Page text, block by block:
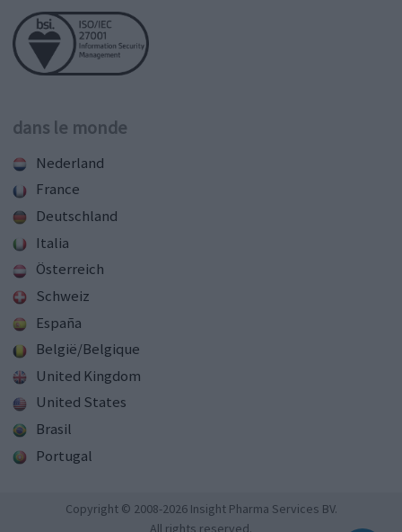
dans le monde
Nederland
France
Deutschland
Italia
Österreich
Schweiz
España
België/Belgique
United Kingdom
United States
Brasil
Portugal
Copyright © 2008-2026 Insight Pharma Services BV.
All rights reserved.